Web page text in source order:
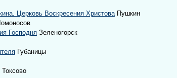
Церковь Воскресения ХристоваПушкин
ГосподняЗеленогорск
Губаницы